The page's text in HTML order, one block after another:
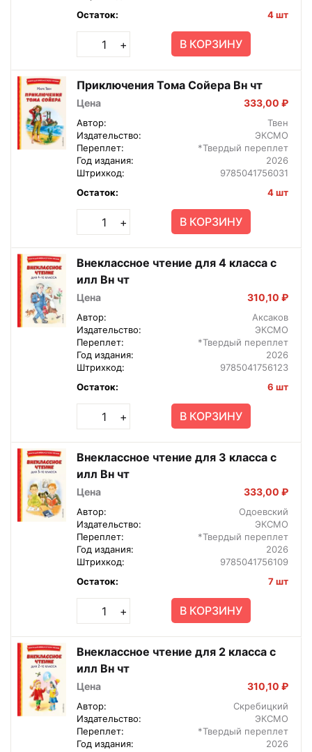
Остаток:
4 шт
+ В КОРЗИНУ
Приключения Тома Сойера Вн чт
Цена 333,00 ₽
Автор:
Твен
Издательство:
ЭКСМО
Переплет:
*Твердый переплет
Год издания:
2026
Штрихкод:
9785041756031
Остаток:
4 шт
+ В КОРЗИНУ
Внеклассное чтение для 4 класса с
илл Вн чт
Цена 310,10 ₽
Автор:
Аксаков
Издательство:
ЭКСМО
Переплет:
*Твердый переплет
Год издания:
2026
Штрихкод:
9785041756123
Остаток:
6 шт
+ В КОРЗИНУ
Внеклассное чтение для 3 класса с
илл Вн чт
Цена 333,00 ₽
Автор:
Одоевский
Издательство:
ЭКСМО
Переплет:
*Твердый переплет
Год издания:
2026
Штрихкод:
9785041756109
Остаток:
7 шт
+ В КОРЗИНУ
Внеклассное чтение для 2 класса с
илл Вн чт
Цена 310,10 ₽
Автор:
Скребицкий
Издательство:
ЭКСМО
Переплет:
*Твердый переплет
Год издания:
2026